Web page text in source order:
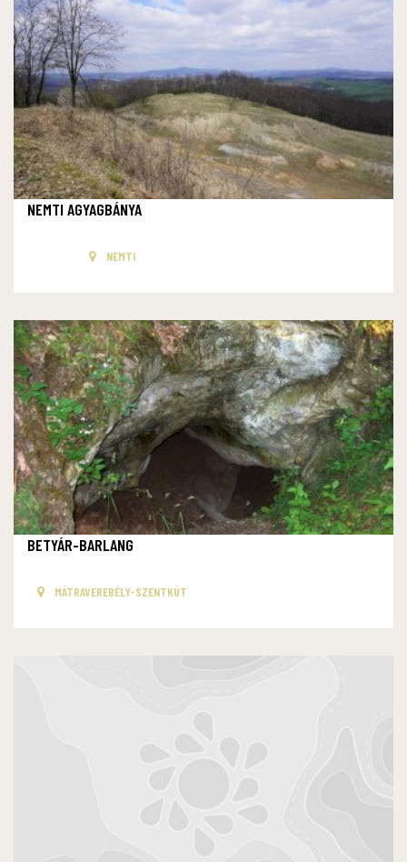
NEMTI AGYAGBÁNYA
NEMTI
BETYÁR-BARLANG
MÁTRAVEREBÉLY-SZENTKÚT